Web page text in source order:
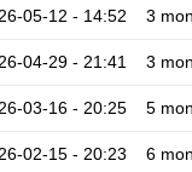
05-12 - 14:52 3
04-29 - 21:41 3
03-16 - 20:25 5
02-15 - 20:23 6